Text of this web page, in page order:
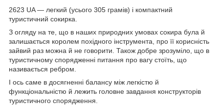
2623 UA — легкий (усього 305 грамів) і компактний
туристичний сокирка.
З огляду на те, що в наших природних умовах сокира була й
залишається королем похідного інструмента, про її корисність
зайвий раз можна й не говорити. Також добре зрозуміло, що в
туристичному спорядженні питання про вагу стоїть, що
називається ребром.
І ось саме в досягненні балансу між легкістю й
функціональністю й лежить головне завдання конструкторів
туристичного спорядження.